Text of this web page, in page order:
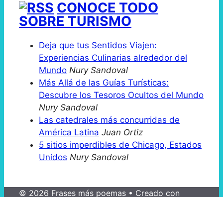
CONOCE TODO
SOBRE TURISMO
Deja que tus Sentidos Viajen:
Experiencias Culinarias alrededor del
Mundo Nury Sandoval
Más Allá de las Guías Turísticas:
Descubre los Tesoros Ocultos del Mundo
Nury Sandoval
Las catedrales más concurridas de
América Latina Juan Ortiz
5 sitios imperdibles de Chicago, Estados
Unidos Nury Sandoval
© 2026 Frases más poemas • Creado con